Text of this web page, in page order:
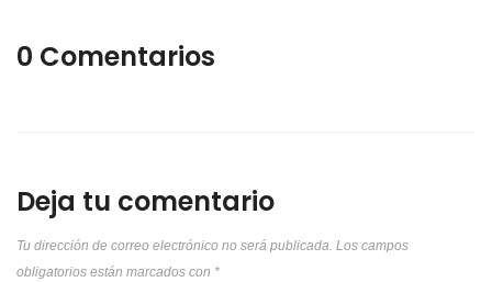
0 Comentarios
Deja tu comentario
Tu dirección de correo electrónico no será publicada. Los campos
obligatorios están marcados con *